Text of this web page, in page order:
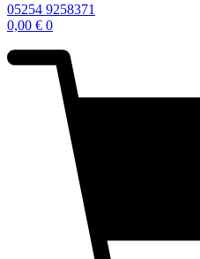
05254 9258371
0,00 € 0